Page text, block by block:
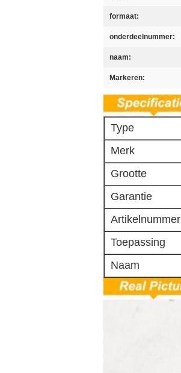
formaat:
onderdeelnummer:
naam:
Markeren:
Type
Merk
Grootte
Garantie
Artikelnummer
Toepassing
Naam